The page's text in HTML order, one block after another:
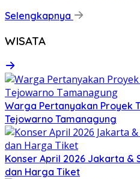
Selengkapnya
WISATA
Warga Pertanyakan Proyek
Tejowarno Tamanagung
Konser April 2026 Jakarta &
dan Harga Tiket